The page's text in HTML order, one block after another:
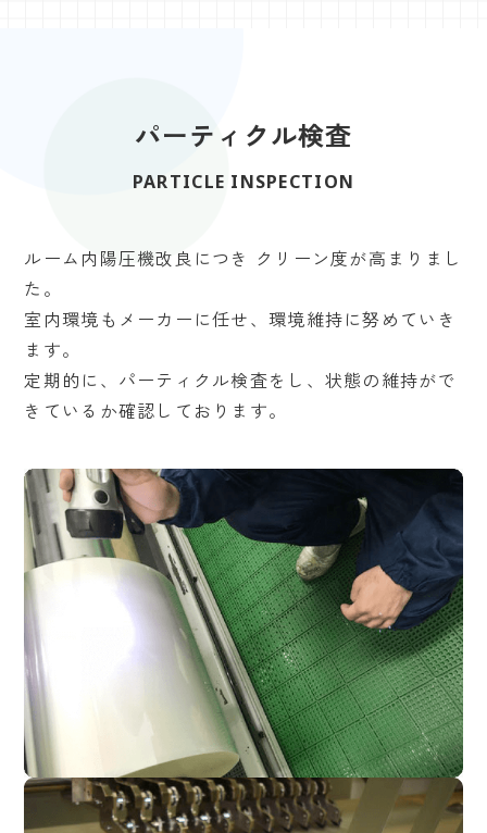
パーティクル検査
PARTICLE INSPECTION
ルーム内陽圧機改良につき クリーン度が高まりまし
た。
室内環境もメーカーに任せ、環境維持に努めていき
ます。
定期的に、パーティクル検査をし、状態の維持がで
きているか確認しております。